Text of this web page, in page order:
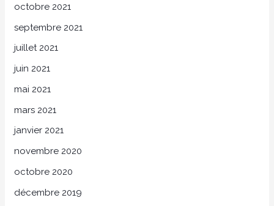
octobre 2021
septembre 2021
juillet 2021
juin 2021
mai 2021
mars 2021
janvier 2021
novembre 2020
octobre 2020
décembre 2019